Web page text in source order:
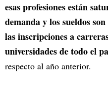
esas profesiones están
demanda y los sueldos
las inscripciones a
universidades de todo el
respecto al año anterior.